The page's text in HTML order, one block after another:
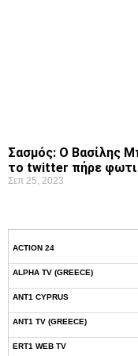
Σασμός: Ο Βασίλης
το twitter πήρε
Σεπ 25, 2023
ACTION 24
ALPHA TV (GREECE)
ANT1 CYPRUS
ANT1 TV (GREECE)
ERT1 WEB TV